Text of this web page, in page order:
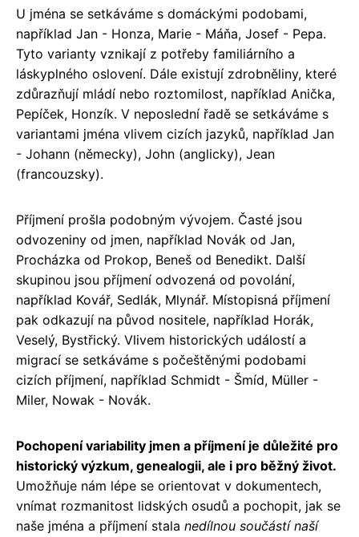
U jména se setkáváme s domáckými podobami,
například Jan - Honza, Marie - Máňa, Josef - Pepa.
Tyto varianty vznikají z potřeby familiárního a
láskyplného oslovení. Dále existují zdrobněliny, které
zdůrazňují mládí nebo roztomilost, například Anička,
Pepíček, Honzík. V neposlední řadě se setkáváme s
variantami jména vlivem cizích jazyků, například Jan
- Johann (německy), John (anglicky), Jean
(francouzsky).
Příjmení prošla podobným vývojem. Časté jsou
odvozeniny od jmen, například Novák od Jan,
Procházka od Prokop, Beneš od Benedikt. Další
skupinou jsou příjmení odvozená od povolání,
například Kovář, Sedlák, Mlynář. Místopisná příjmení
pak odkazují na původ nositele, například Horák,
Veselý, Bystřický. Vlivem historických událostí a
migrací se setkáváme s počeštěnými podobami
cizích příjmení, například Schmidt - Šmíd, Müller -
Miler, Nowak - Novák.
Pochopení variability jmen a příjmení je důležité pro
historický výzkum, genealogii, ale i pro běžný život.
Umožňuje nám lépe se orientovat v dokumentech,
vnímat rozmanitost lidských osudů a pochopit, jak se
naše jména a příjmení stala nedílnou součástí naší